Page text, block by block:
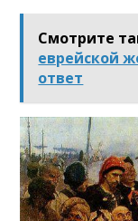
Смотрите
еврейской
ответ